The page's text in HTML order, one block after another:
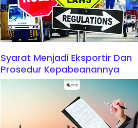
Syarat Menjadi Eksportir Dan
Prosedur Kepabeanannya